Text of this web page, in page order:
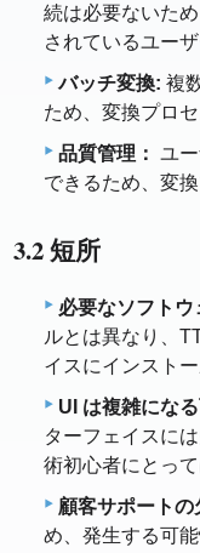
続は必要ないた
されているユー
バッチ変換: 複
ため、変換プロ
品質管理： ユ
できるため、変
3.2 短所
必要なソフト
ルとは異なり、
イスにインスト
UI は複雑にな
ターフェイスに
術初心者にとっ
顧客サポートの
め、発生する可